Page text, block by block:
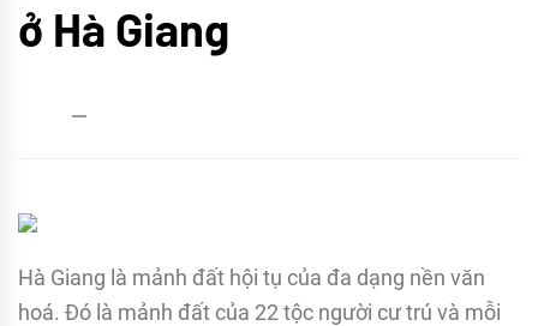
TỨC
ở Hà Giang
admin
Hà Giang là mảnh đất hội tụ của đa dạng nền văn
hoá. Đó là mảnh đất của 22 tộc người cư trú và mỗi